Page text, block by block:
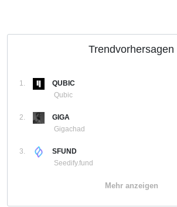
Trendvorhersagen
1.
QUBIC
Qubic
2.
GIGA
Gigachad
3.
SFUND
Seedify.fund
Mehr anzeigen